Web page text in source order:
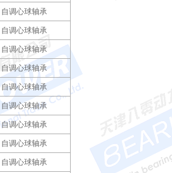
自调心球轴承
自调心球轴承
自调心球轴承
自调心球轴承
自调心球轴承
自调心球轴承
自调心球轴承
自调心球轴承
自调心球轴承